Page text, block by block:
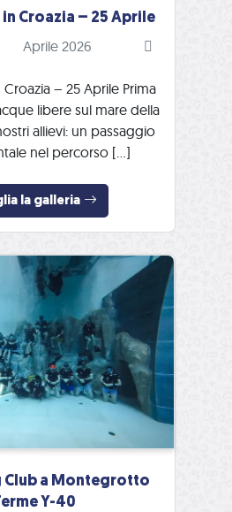
in Croazia – 25 Aprile
Aprile 2026
– 25 Aprile Prima
libere sul mare della
allievi: un passaggio
nel percorso […]
la galleria
Club a Montegrotto
Y-40